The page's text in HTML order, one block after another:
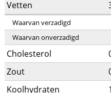
Vetten
Waarvan verzadigd
Waarvan onverzadigd
Cholesterol
Zout
Koolhydraten